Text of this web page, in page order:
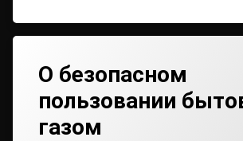
О безопасном
пользовании
газом